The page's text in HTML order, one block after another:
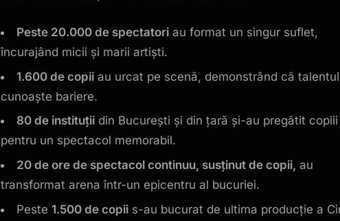
Peste 20.000 de spectatori au format un singur suflet,
încurajând micii și marii artiști.
1.600 de copii au urcat pe scenă, demonstrând că
cunoaște bariere.
80 de instituții din București și din țară și-au pregătit copiii
pentru un spectacol memorabil.
20 de ore de spectacol continuu, susținut de copii, au
transformat arena într-un epicentru al bucuriei.
Peste 1.500 de copii s-au bucurat de ultima producție a